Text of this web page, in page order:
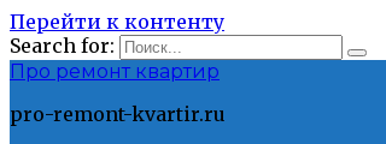
Перейти к контенту
Search for:
Про ремонт квартир
pro-remont-kvartir.ru